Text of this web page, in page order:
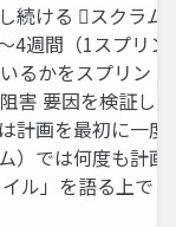
続ける スクラ
4週間（1スプリ
るかをスプリン
害 要因を検証し
計画を最初に一
）では何度も計
ル」を語る上で